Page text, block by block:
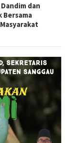
dan
Bersama